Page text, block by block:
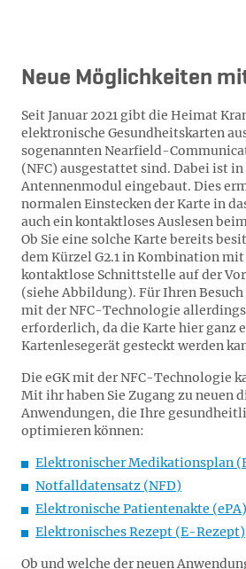
Neue Möglichkeiten
Seit Januar 2021 gibt die Heimat
elektronische Gesundheitskarten
sogenannten Nearfield-
(NFC) ausgestattet sind. Dabei ist
Antennenmodul eingebaut. Dies
normalen Einstecken der Karte in
auch ein kontaktloses Auslesen
Ob Sie eine solche Karte bereits
dem Kürzel G2.1 in Kombination
kontaktlose Schnittstelle auf der
(siehe Abbildung). Für Ihren
mit der NFC-Technologie
erforderlich, da die Karte hier ganz
Kartenlesegerät gesteckt werden
Die eGK mit der NFC-Technologie
Mit ihr haben Sie Zugang zu neuen
Anwendungen, die Ihre
optimieren können:
Elektronischer Medikationsplan
Notfalldatensatz (NFD)
Elektronische Patientenakte (ePA)
Elektronisches Rezept (E-Rezept)
Ob und welche der neuen